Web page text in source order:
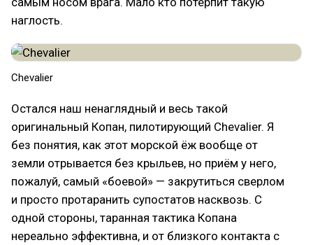
наглость.
Chevalier
Остался наш ненаглядный и весь такой
оригинальный Копан, пилотирующий Chevalier. Я
без понятия, как этот морской ёж вообще от
земли отрывается без крыльев, но приём у него,
пожалуй, самый «боевой» — закрутиться сверлом
и просто протаранить супостатов насквозь. С
одной стороны, таранная тактика Копана
нереально эффективна, и от близкого контакта с